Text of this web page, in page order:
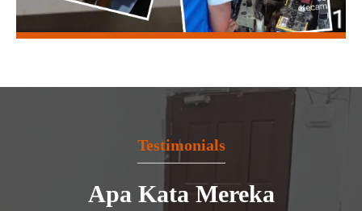
Testimonials
Apa Kata Mereka